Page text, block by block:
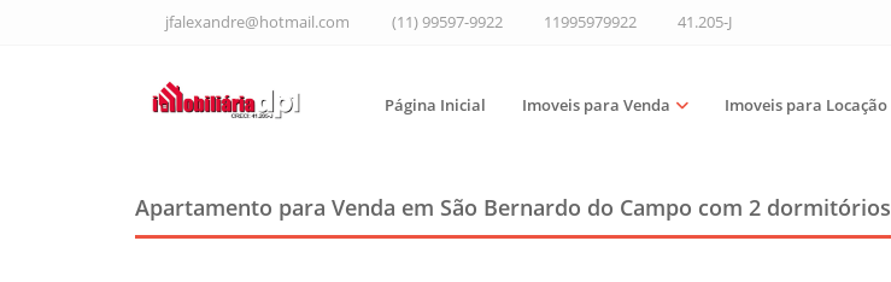
jfalexandre@hotmail.com (11) 99597-9922 11995979922 41.205-J
Página Inicial Imoveis para Venda Imoveis para Locação
Apartamento para Venda em São Bernardo do Campo com 2 dormitórios